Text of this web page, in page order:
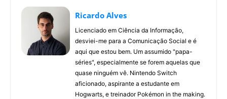
Ricardo Alves
Licenciado em Ciência da Informação,
desviei-me para a Comunicação Social e é
aqui que estou bem. Um assumido "papa-
séries", especialmente se forem aquelas que
quase ninguém vê. Nintendo Switch
aficionado, aspirante a estudante em
Hogwarts, e treinador Pokémon in the making.